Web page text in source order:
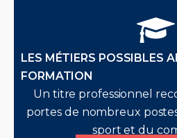
LES MÉTIERS POSSIBLES
FORMATION
Un titre professionnel
portes de nombreux
sport et du